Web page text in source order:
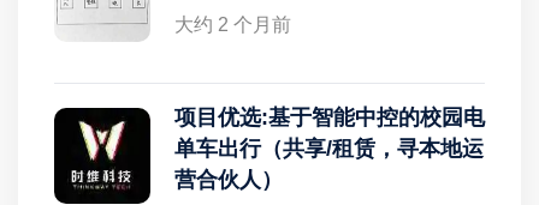
大约 2 个月前
项目优选:基于智能中控的校园电
单车出行（共享/租赁，寻本地运
营合伙人）